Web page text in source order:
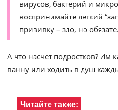
вирусов, бактерий и
воспринимайте легкий
прививку – зло, но
А что насчет подростков? Им
ванну или ходить в душ
Читайте также: